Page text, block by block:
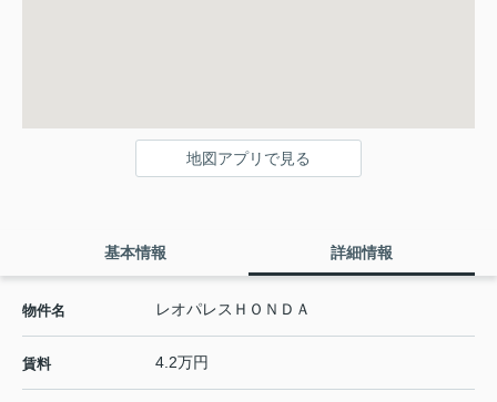
地図アプリで見る
基本情報 詳細情報
物件名 レオパレスＨＯＮＤＡ
賃料 4.2万円